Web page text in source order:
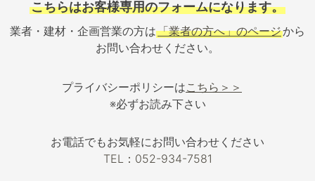
こちらはお客様専用のフォームになります。
業者・建材・企画営業の方は「業者の方へ」のページから
お問い合わせください。
プライバシーポリシーはこちら＞＞
※必ずお読み下さい
お電話でもお気軽にお問い合わせください
TEL：052-934-7581